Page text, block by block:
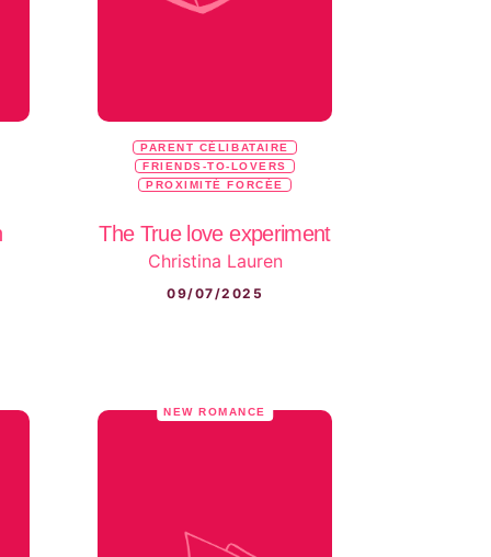
PARENT CÉLIBATAIRE
FRIENDS-TO-LOVERS
PROXIMITÉ FORCÉE
The True love experiment
Christina Lauren
09/07/2025
NEW ROMANCE